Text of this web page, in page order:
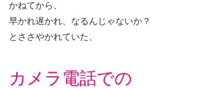
かねてから、
早かれ遅かれ、なるんじゃないか？
とささやかれていた、
カメラ電話での